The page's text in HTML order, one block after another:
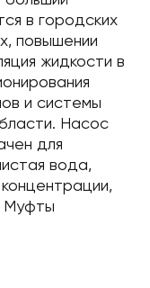
в городских
повышении
жидкости в
и системы
Насос
для
вода,
Муфты